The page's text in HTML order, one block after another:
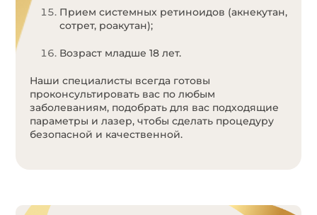
Прием системных ретиноидов (акнекутан,
сотрет, роакутан);
Возраст младше 18 лет.
Наши специалисты всегда готовы
проконсультировать вас по любым
заболеваниям, подобрать для вас подходящие
параметры и лазер, чтобы сделать процедуру
безопасной и качественной.